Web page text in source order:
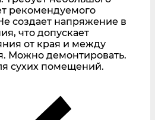
рекомендуемого
создает напряжение в
что допускает
от края и между
Можно демонтировать.
сухих помещений.